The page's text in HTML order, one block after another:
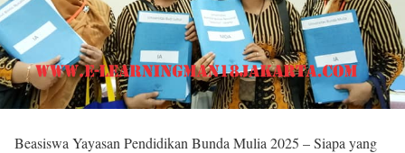
Beasiswa Yayasan Pendidikan Bunda Mulia 2025 – Siapa yang